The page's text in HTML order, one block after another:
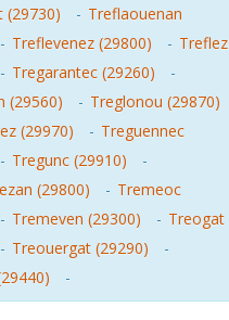
(29730)
- Treflaouenan
- Treflevenez (29800) - Treflez
- Tregarantec (29260)
-
(29560)
- Treglonou (29870)
(29970) - Treguennec
- Tregunc (29910)
-
(29800)
- Tremeoc
- Tremeven (29300) - Treogat
- Treouergat (29290)
-
-